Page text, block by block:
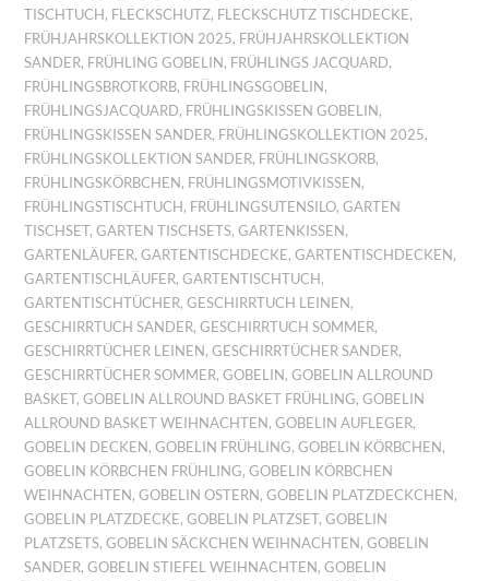
TISCHTUCH, FLECKSCHUTZ, FLECKSCHUTZ TISCHDECKE,
FRÜHJAHRSKOLLEKTION 2025, FRÜHJAHRSKOLLEKTION
SANDER, FRÜHLING GOBELIN, FRÜHLINGS JACQUARD,
FRÜHLINGSBROTKORB, FRÜHLINGSGOBELIN,
FRÜHLINGSJACQUARD, FRÜHLINGSKISSEN GOBELIN,
FRÜHLINGSKISSEN SANDER, FRÜHLINGSKOLLEKTION 2025,
FRÜHLINGSKOLLEKTION SANDER, FRÜHLINGSKORB,
FRÜHLINGSKÖRBCHEN, FRÜHLINGSMOTIVKISSEN,
FRÜHLINGSTISCHTUCH, FRÜHLINGSUTENSILO,GARTEN
TISCHSET,GARTEN TISCHSETS,GARTENKISSEN,
GARTENLÄUFER,GARTENTISCHDECKE,GARTENTISCHDECKEN,
GARTENTISCHLÄUFER,GARTENTISCHTUCH,
GARTENTISCHTÜCHER,GESCHIRRTUCH LEINEN,
GESCHIRRTUCH SANDER,GESCHIRRTUCH SOMMER,
GESCHIRRTÜCHER LEINEN,GESCHIRRTÜCHER SANDER,
GESCHIRRTÜCHER SOMMER,GOBELIN,GOBELIN ALLROUND
BASKET,GOBELIN ALLROUND BASKET FRÜHLING,GOBELIN
ALLROUND BASKET WEIHNACHTEN,GOBELIN AUFLEGER,
GOBELIN DECKEN,GOBELIN FRÜHLING,GOBELIN KÖRBCHEN,
GOBELIN KÖRBCHEN FRÜHLING,GOBELIN KÖRBCHEN
WEIHNACHTEN,GOBELIN OSTERN,GOBELIN PLATZDECKCHEN,
GOBELIN PLATZDECKE,GOBELIN PLATZSET,GOBELIN
PLATZSETS,GOBELIN SÄCKCHEN WEIHNACHTEN,GOBELIN
SANDER,GOBELIN STIEFEL WEIHNACHTEN,GOBELIN